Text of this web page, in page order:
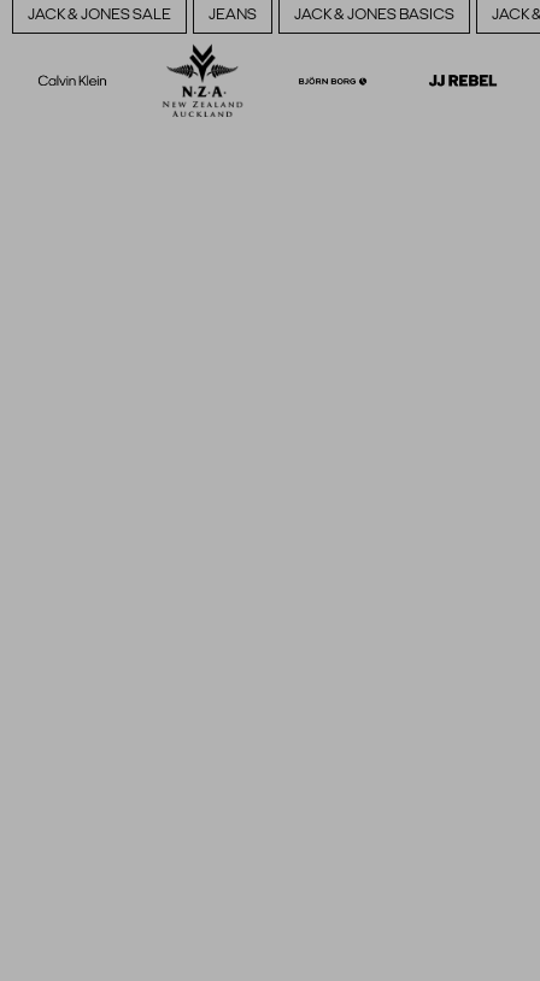
JACK & JONES SALE JEANS JACK & JONES BASICS JACK